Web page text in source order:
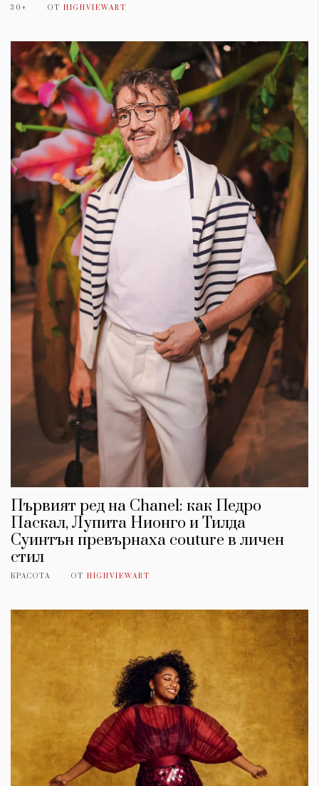
30+ ОТ HIGHVIEWART
Първият ред на Chanel: как Педро
Паскал, Лупита Нионго и Тилда
Суинтън превърнаха couture в личен
стил
КРАСОТА ОТ HIGHVIEWART